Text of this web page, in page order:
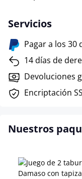
Servicios
Pagar a los 30
14 días de
Devoluciones
Encriptación
Nuestros